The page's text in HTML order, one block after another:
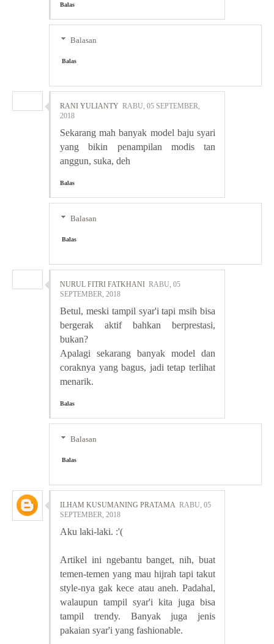
Balas
Balasan
Balas
RANI YULIANTY RABU, 05 SEPTEMBER,
2018
Sekarang mah banyak model baju syari
yang bikin penampilan modis tan
anggun, suka, deh
Balas
Balasan
Balas
NURUL FITRI FATKHANI RABU, 05
SEPTEMBER, 2018
Betul, meski tampil syar'i tapi msih bisa
bergerak aktif bahkan berprestasi,
bukan?
Apalagi sekarang banyak model dan
coraknya yang bagus, jadi tetap terlihat
menarik.
Balas
Balasan
Balas
ILHAM KUSUMANING PRATAMA RABU, 05
SEPTEMBER, 2018
Aku laki-laki. :'(
Artikel ini ngebantu banget, nih, buat
temen-temen yang mau hijrah tapi takut
style-nya gak kece atau aneh. Padahal,
walaupun tampil syar'i kita juga bisa
tampil trendy. Banyak juga jenis
pakaian syar'i yang fashionable.